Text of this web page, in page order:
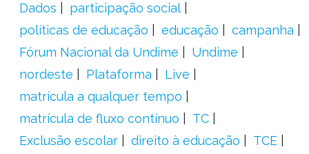
Dados
participação social
políticas de educação
educação
campanha
Fórum Nacional da Undime
Undime
nordeste
Plataforma
Live
matrícula a qualquer tempo
matrícula de fluxo contínuo
TC
Exclusão escolar
direito à educação
TCE